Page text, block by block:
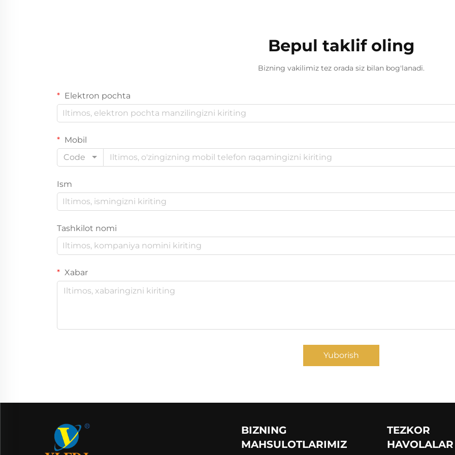
Bepul taklif oling
Bizning vakilimiz tez orada siz bilan bog'lanadi.
Elektron pochta
Mobil
Code
Ism
Tashkilot nomi
Xabar
Yuborish
BIZNING
MAHSULOTLARIMIZ
TEZKOR
HAVOLALAR